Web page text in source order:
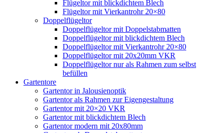
Flügeltor mit blickdichtem Blech
Flügeltor mit Vierkantrohr 20×80
Doppelflügeltor
Doppelflügeltor mit Doppelstabmatten
Doppelflügeltor mit blickdichtem Blech
Doppelflügeltor mit Vierkantrohr 20×80
Doppelflügeltor mit 20x20mm VKR
Doppelflügeltor nur als Rahmen zum selbst
befüllen
Gartentore
Gartentor in Jalousienoptik
Gartentor als Rahmen zur Eigengestaltung
Gartentor mit 20×20 VKR
Gartentor mit blickdichtem Blech
Gartentor modern mit 20x80mm